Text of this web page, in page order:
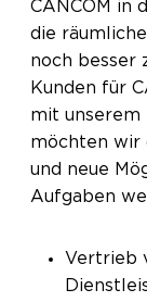
CANCOM in
die
noch besser
Kunden für
mit unserem
möchten wir
und neue
Aufgaben
Vertrieb